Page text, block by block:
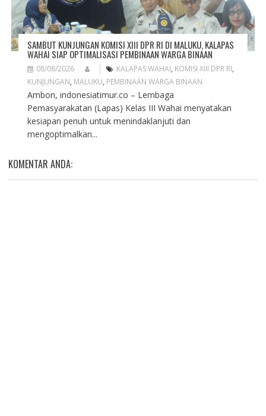
SAMBUT KUNJUNGAN KOMISI XIII DPR RI DI MALUKU, KALAPAS
WAHAI SIAP OPTIMALISASI PEMBINAAN WARGA BINAAN
08/08/2026 KALAPAS WAHAI, KOMISI XIII DPR RI,
KUNJUNGAN, MALUKU, PEMBINAAN WARGA BINAAN
Ambon, indonesiatimur.co – Lembaga
Pemasyarakatan (Lapas) Kelas III Wahai menyatakan
kesiapan penuh untuk menindaklanjuti dan
mengoptimalkan...
KOMENTAR ANDA: